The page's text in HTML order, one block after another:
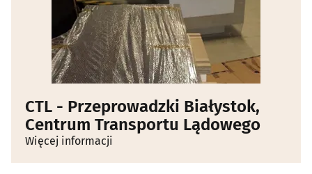
CTL - Przeprowadzki Białystok,
Centrum Transportu Lądowego
Więcej informacji